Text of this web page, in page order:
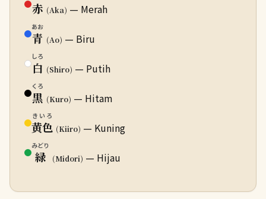
赤 (Aka) — Merah
青
あお
(Ao) — Biru
白
しろ
(Shiro) — Putih
黒
くろ
(Kuro) — Hitam
黄色
きいろ
(Kiiro) — Kuning
緑
みどり
(Midori) — Hijau